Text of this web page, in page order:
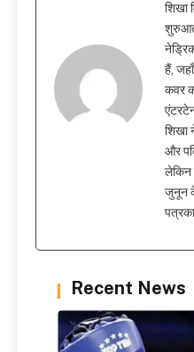
शिखा
शुरुआत
हैं,
कवर
शिखा
और
लेकिन
जुनून
Recent News